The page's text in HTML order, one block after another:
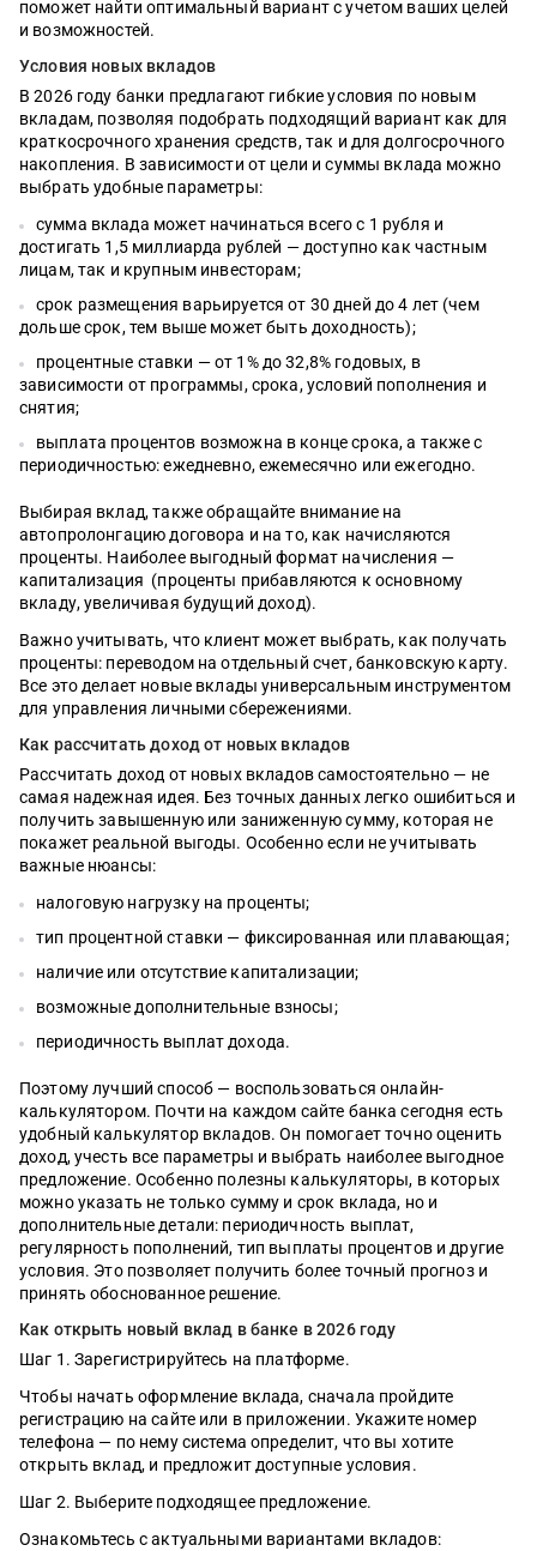
поможет найти оптимальный вариант с учетом ваших целей
и возможностей.
Условия новых вкладов
В 2026 году банки предлагают гибкие условия по новым
вкладам, позволяя подобрать подходящий вариант как для
краткосрочного хранения средств, так и для долгосрочного
накопления. В зависимости от цели и суммы вклада можно
выбрать удобные параметры:
сумма вклада может начинаться всего с 1 рубля и
достигать 1,5 миллиарда рублей — доступно как частным
лицам, так и крупным инвесторам;
срок размещения варьируется от 30 дней до 4 лет (чем
дольше срок, тем выше может быть доходность);
процентные ставки — от 1% до 32,8% годовых, в
зависимости от программы, срока, условий пополнения и
снятия;
выплата процентов возможна в конце срока, а также с
периодичностью: ежедневно, ежемесячно или ежегодно.
Выбирая вклад, также обращайте внимание на
автопролонгацию договора и на то, как начисляются
проценты. Наиболее выгодный формат начисления —
капитализация (проценты прибавляются к основному
вкладу, увеличивая будущий доход).
Важно учитывать, что клиент может выбрать, как получать
проценты: переводом на отдельный счет, банковскую карту.
Все это делает новые вклады универсальным инструментом
для управления личными сбережениями.
Как рассчитать доход от новых вкладов
Рассчитать доход от новых вкладов самостоятельно — не
самая надежная идея. Без точных данных легко ошибиться и
получить завышенную или заниженную сумму, которая не
покажет реальной выгоды. Особенно если не учитывать
важные нюансы:
налоговую нагрузку на проценты;
тип процентной ставки — фиксированная или плавающая;
наличие или отсутствие капитализации;
возможные дополнительные взносы;
периодичность выплат дохода.
Поэтому лучший способ — воспользоваться онлайн-
калькулятором. Почти на каждом сайте банка сегодня есть
удобный калькулятор вкладов. Он помогает точно оценить
доход, учесть все параметры и выбрать наиболее выгодное
предложение. Особенно полезны калькуляторы, в которых
можно указать не только сумму и срок вклада, но и
дополнительные детали: периодичность выплат,
регулярность пополнений, тип выплаты процентов и другие
условия. Это позволяет получить более точный прогноз и
принять обоснованное решение.
Как открыть новый вклад в банке в 2026 году
Шаг 1. Зарегистрируйтесь на платформе.
Чтобы начать оформление вклада, сначала пройдите
регистрацию на сайте или в приложении. Укажите номер
телефона — по нему система определит, что вы хотите
открыть вклад, и предложит доступные условия.
Шаг 2. Выберите подходящее предложение.
Ознакомьтесь с актуальными вариантами вкладов: